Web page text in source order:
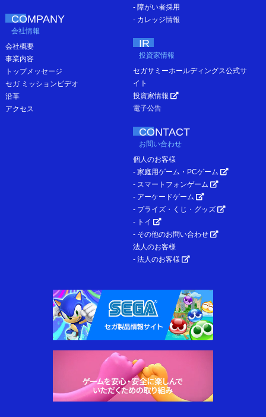
COMPANY
会社情報
会社概要
事業内容
トップメッセージ
セガ ミッションビデオ
沿革
アクセス
- 障がい者採用
- カレッジ情報
IR
投資家情報
セガサミーホールディングス公式サ
イト
投資家情報
電子公告
CONTACT
お問い合わせ
個人のお客様
- 家庭用ゲーム・PCゲーム
- スマートフォンゲーム
- アーケードゲーム
- プライズ・くじ・グッズ
- トイ
- その他のお問い合わせ
法人のお客様
- 法人のお客様